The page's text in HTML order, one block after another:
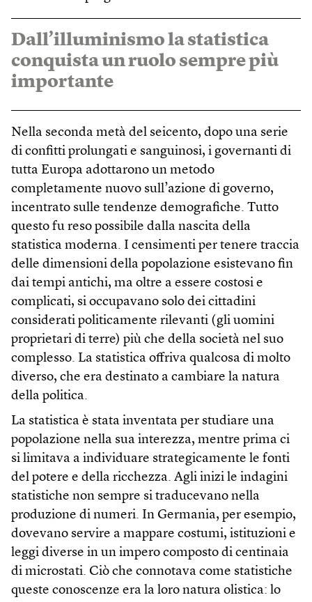
Dall’illuminismo la statistica
conquista un ruolo sempre più
importante
Nella seconda metà del seicento, dopo una serie
di confitti prolungati e sanguinosi, i governanti di
tutta Europa adottarono un metodo
completamente nuovo sull’azione di governo,
incentrato sulle tendenze demografiche. Tutto
questo fu reso possibile dalla nascita della
statistica moderna. I censimenti per tenere traccia
delle dimensioni della popolazione esistevano fin
dai tempi antichi, ma oltre a essere costosi e
complicati, si occupavano solo dei cittadini
considerati politicamente rilevanti (gli uomini
proprietari di terre) più che della società nel suo
complesso. La statistica offriva qualcosa di molto
diverso, che era destinato a cambiare la natura
della politica.
La statistica è stata inventata per studiare una
popolazione nella sua interezza, mentre prima ci
si limitava a individuare strategicamente le fonti
del potere e della ricchezza. Agli inizi le indagini
statistiche non sempre si traducevano nella
produzione di numeri. In Germania, per esempio,
dovevano servire a mappare costumi, istituzioni e
leggi diverse in un impero composto di centinaia
di microstati. Ciò che connotava come statistiche
queste conoscenze era la loro natura olistica: lo